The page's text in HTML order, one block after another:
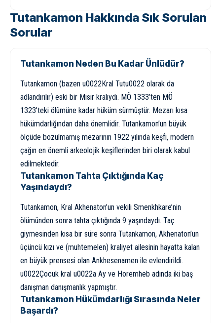
Tutankamon Hakkında Sık Sorulan
Sorular
Tutankamon Neden Bu Kadar Ünlüdür?
Tutankamon (bazen u0022Kral Tutu0022 olarak da
adlandırılır) eski bir Mısır kralıydı. MÖ 1333’ten MÖ
1323’teki ölümüne kadar hüküm sürmüştür. Mezarı kısa
hükümdarlığından daha önemlidir. Tutankamon’un büyük
ölçüde bozulmamış mezarının 1922 yılında keşfi, modern
çağın en önemli arkeolojik keşiflerinden biri olarak kabul
edilmektedir.
Tutankamon Tahta Çıktığında Kaç
Yaşındaydı?
Tutankamon, Kral Akhenaton’un vekili Smenkhkare’nin
ölümünden sonra tahta çıktığında 9 yaşındaydı. Taç
giymesinden kısa bir süre sonra Tutankamon, Akhenaton’un
üçüncü kızı ve (muhtemelen) kraliyet ailesinin hayatta kalan
en büyük prensesi olan Ankhesenamen ile evlendirildi.
u0022Çocuk kral u0022a Ay ve Horemheb adında iki baş
danışman danışmanlık yapmıştır.
Tutankamon Hükümdarlığı Sırasında Neler
Başardı?